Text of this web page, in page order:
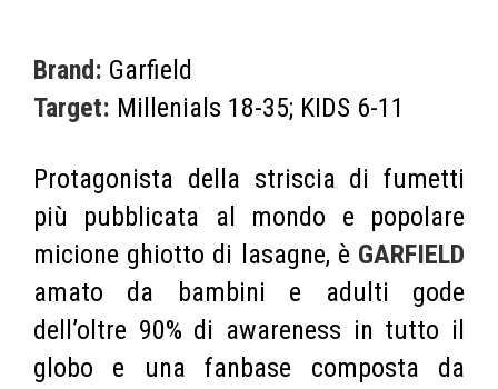
Brand: Garfield
Target: Millenials 18-35; KIDS 6-11
Protagonista della striscia di fumetti
più pubblicata al mondo e popolare
micione ghiotto di lasagne, è GARFIELD
amato da bambini e adulti gode
dell’oltre 90% di awareness in tutto il
globo e una fanbase composta da